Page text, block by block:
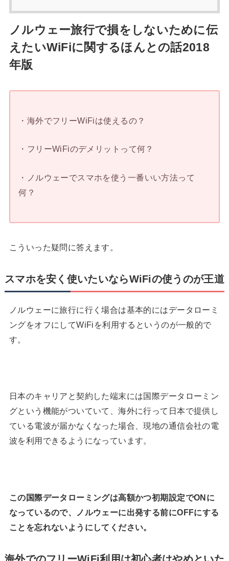
ノルウェー旅行で損をしないために伝
えたいWiFiに関するほんとの話2018
年版
・海外でフリーWiFiは使えるの？
・フリーWiFiのデメリットって何？
・ノルウェーでスマホを使う一番いい方法って
何？
こういった疑問に答えます。
スマホを安く使いたいならWiFiの使うのが王道
ノルウェーに旅行に行く場合は基本的にはデータローミ
ングをオフにしてWiFiを利用するというのが一般的で
す。
日本のキャリアと契約した端末には国際データローミン
グという機能がついていて、海外に行って日本で提供し
ている電波が届かなくなった場合、現地の通信会社の電
波を利用できるようになっています。
この国際データローミングは高額かつ初期設定でONに
なっているので、ノルウェーに出発する前にOFFにする
ことを忘れないようにしてください。